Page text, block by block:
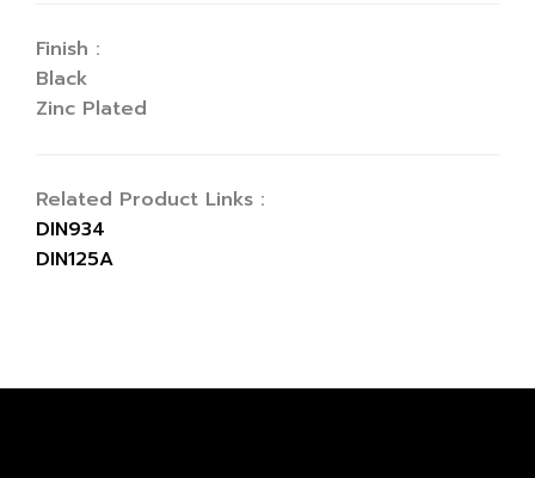
Finish :
Black
Zinc Plated
Related Product Links :
DIN934
DIN125A